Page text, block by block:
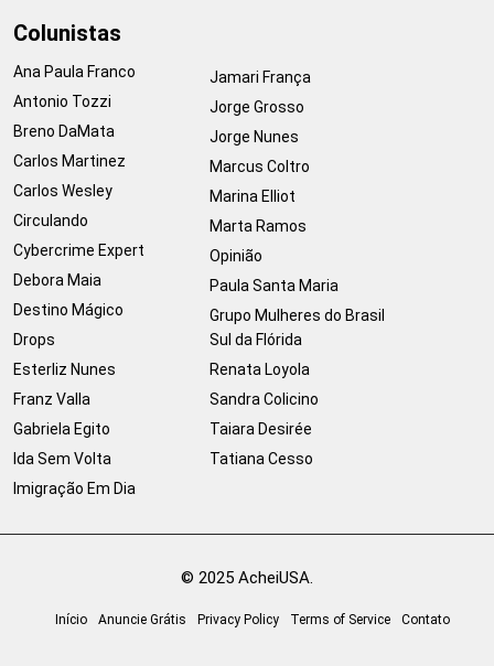
Colunistas
Ana Paula Franco
Antonio Tozzi
Breno DaMata
Carlos Martinez
Carlos Wesley
Circulando
Cybercrime Expert
Debora Maia
Destino Mágico
Drops
Esterliz Nunes
Franz Valla
Gabriela Egito
Ida Sem Volta
Imigração Em Dia
Jamari França
Jorge Grosso
Jorge Nunes
Marcus Coltro
Marina Elliot
Marta Ramos
Opinião
Paula Santa Maria
Grupo Mulheres do Brasil
Sul da Flórida
Renata Loyola
Sandra Colicino
Taiara Desirée
Tatiana Cesso
© 2025 AcheiUSA.
Início Anuncie Grátis Privacy Policy Terms of Service Contato